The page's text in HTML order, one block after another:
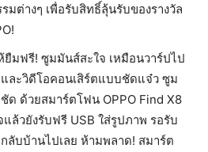
มต่างๆ เพื่อรับสิทธิ์ลุ้นรับของรางวัล
ยืมฟรี! ซูมมันส์สะใจ เหมือนวาร์ปไป
และวิดีโอคอนเสิร์ตแบบชัดแจ๋ว ซูม
ด้วยสมาร์ตโฟน OPPO Find X8
ล้วยังรับฟรี USB ใส่รูปภาพ รอรับ
ลับบ้านไปเลย ห้ามพลาด! สมาร์ต